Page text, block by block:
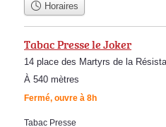
Horaires
Tabac Presse le Joker
14 place des Martyrs de la
À 540 mètres
Fermé, ouvre à 8h
Tabac Presse